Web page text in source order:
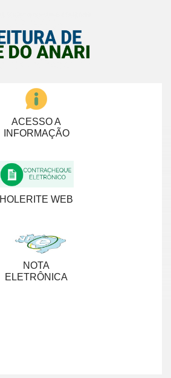
ACESSO A
INFORMAÇÃO
HOLERITE WEB
NOTA
ELETRÔNICA